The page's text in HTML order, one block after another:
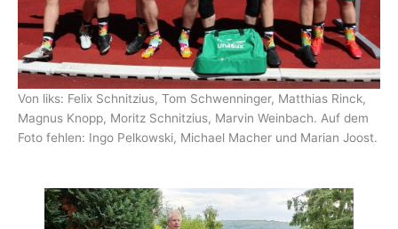
Von liks: Felix Schnitzius, Tom Schwenninger, Matthias Rinck,
Magnus Knopp, Moritz Schnitzius, Marvin Weinbach. Auf dem
Foto fehlen: Ingo Pelkowski, Michael Macher und Marian Joost.